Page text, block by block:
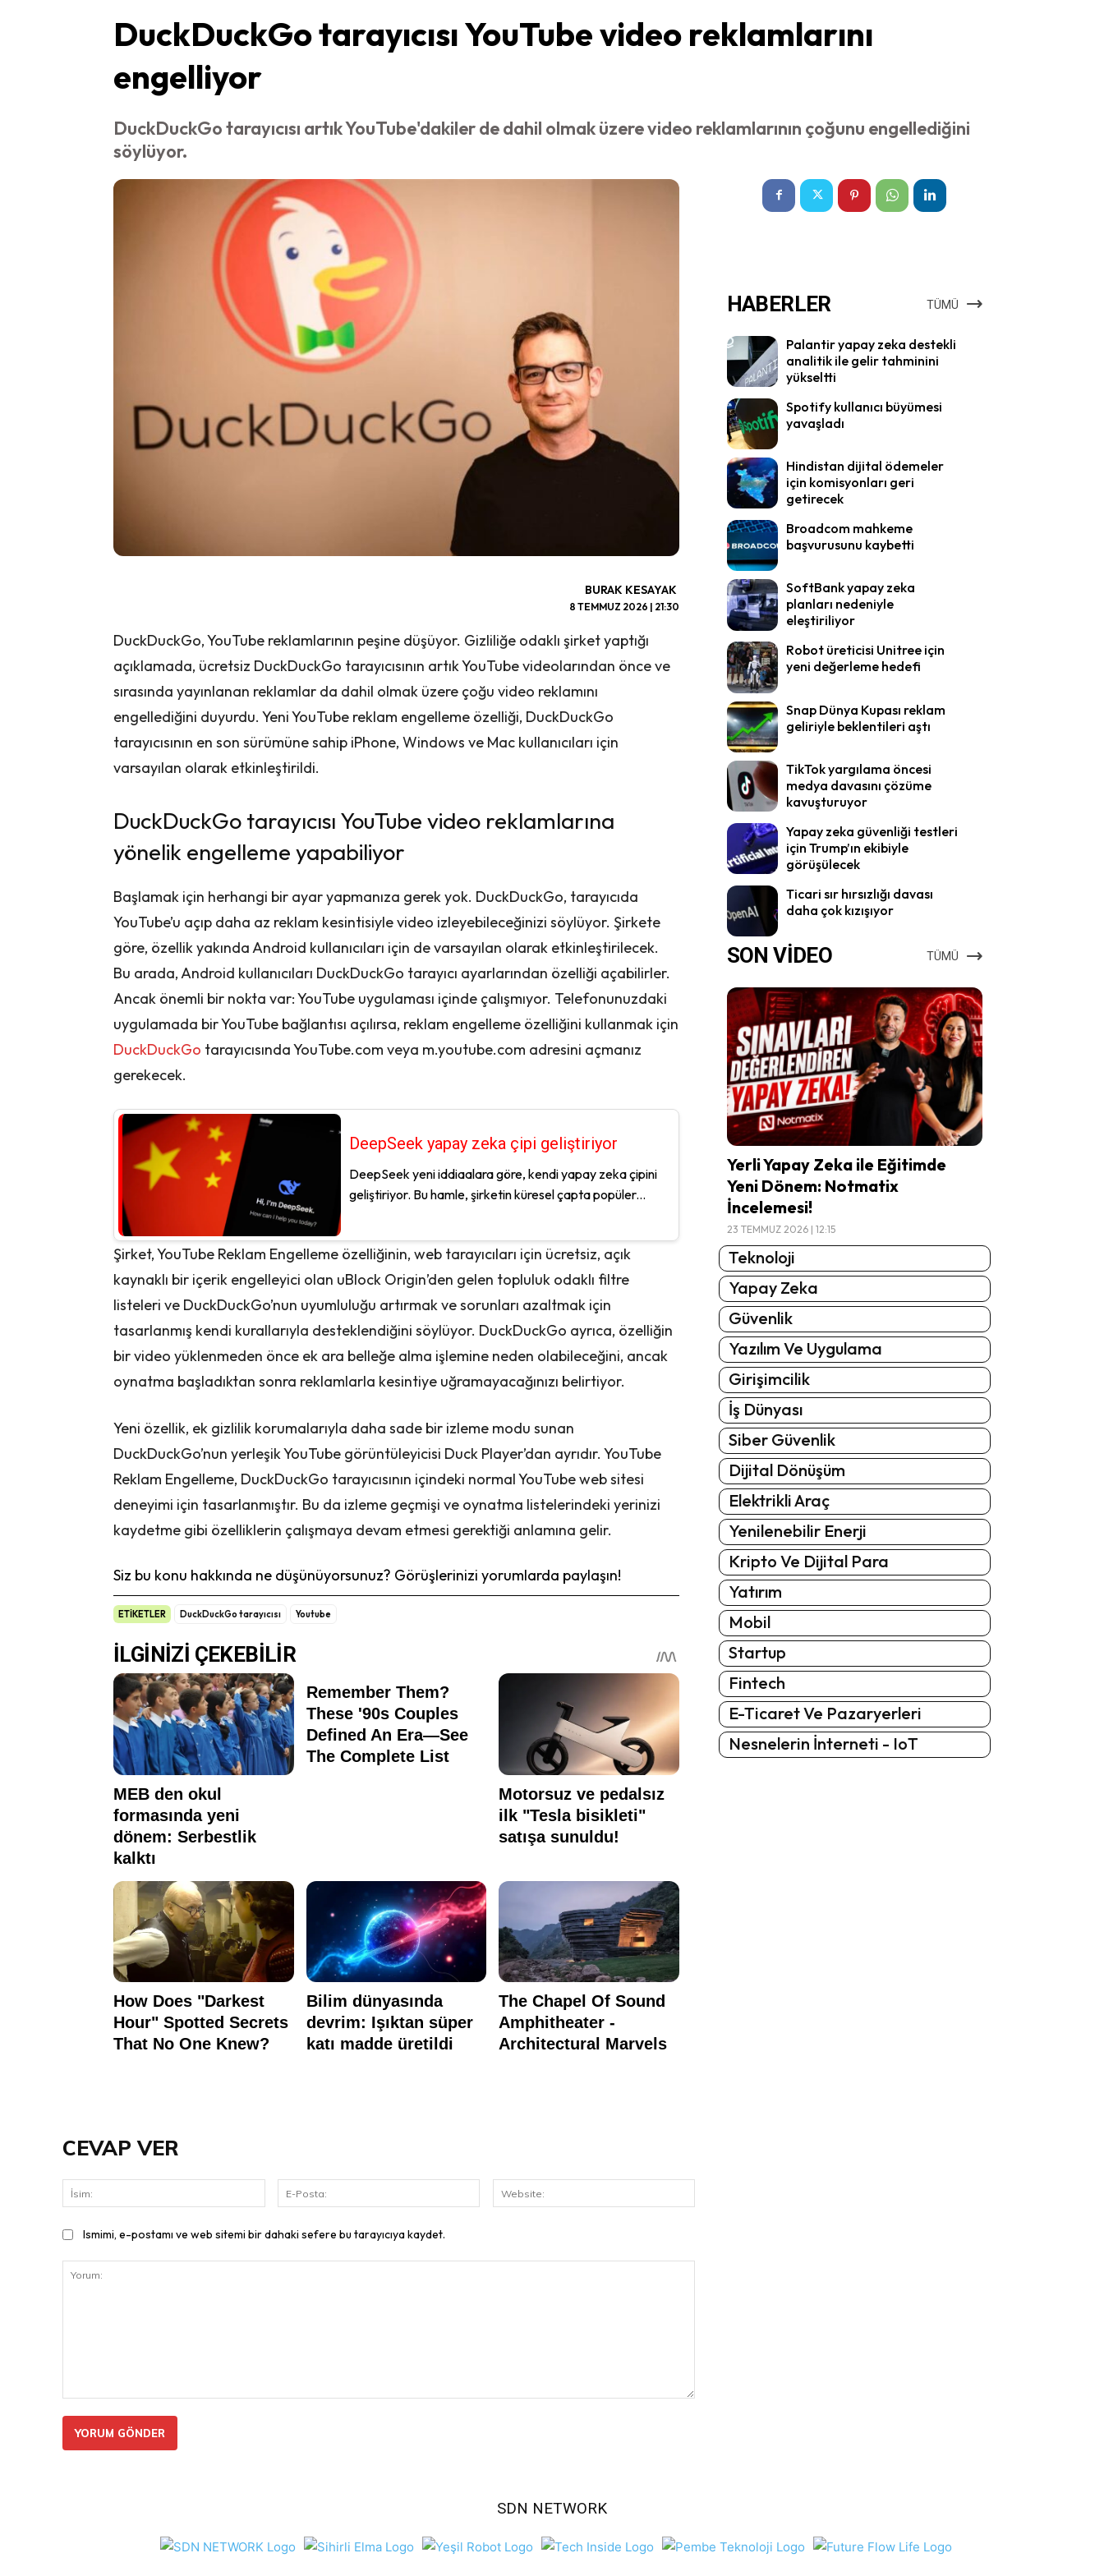
DuckDuckGo tarayıcısı YouTube video reklamlarını
engelliyor
DuckDuckGo tarayıcısı artık YouTube'dakiler de dahil olmak üzere video reklamlarının çoğunu engellediğini
söylüyor.
BURAK KESAYAK
8 TEMMUZ 2026 | 21:30
DuckDuckGo, YouTube reklamlarının peşine düşüyor. Gizliliğe odaklı şirket yaptığı
açıklamada, ücretsiz DuckDuckGo tarayıcısının artık YouTube videolarından önce ve
sırasında yayınlanan reklamlar da dahil olmak üzere çoğu video reklamını
engellediğini duyurdu. Yeni YouTube reklam engelleme özelliği, DuckDuckGo
tarayıcısının en son sürümüne sahip iPhone, Windows ve Mac kullanıcıları için
varsayılan olarak etkinleştirildi.
DuckDuckGo tarayıcısı YouTube video reklamlarına
yönelik engelleme yapabiliyor
Başlamak için herhangi bir ayar yapmanıza gerek yok. DuckDuckGo, tarayıcıda
YouTube’u açıp daha az reklam kesintisiyle video izleyebileceğinizi söylüyor. Şirkete
göre, özellik yakında Android kullanıcıları için de varsayılan olarak etkinleştirilecek.
Bu arada, Android kullanıcıları DuckDuckGo tarayıcı ayarlarından özelliği açabilirler.
Ancak önemli bir nokta var: YouTube uygulaması içinde çalışmıyor. Telefonunuzdaki
uygulamada bir YouTube bağlantısı açılırsa, reklam engelleme özelliğini kullanmak için
DuckDuckGo tarayıcısında YouTube.com veya m.youtube.com adresini açmanız
gerekecek.
DeepSeek yapay zeka çipi geliştiriyor
DeepSeek yeni iddiaalara göre, kendi yapay zeka çipini
geliştiriyor. Bu hamle, şirketin küresel çapta popüler...
Şirket, YouTube Reklam Engelleme özelliğinin, web tarayıcıları için ücretsiz, açık
kaynaklı bir içerik engelleyici olan uBlock Origin’den gelen topluluk odaklı filtre
listeleri ve DuckDuckGo’nun uyumluluğu artırmak ve sorunları azaltmak için
tasarlanmış kendi kurallarıyla desteklendiğini söylüyor. DuckDuckGo ayrıca, özelliğin
bir video yüklenmeden önce ek ara belleğe alma işlemine neden olabileceğini, ancak
oynatma başladıktan sonra reklamlarla kesintiye uğramayacağınızı belirtiyor.
Yeni özellik, ek gizlilik korumalarıyla daha sade bir izleme modu sunan
DuckDuckGo’nun yerleşik YouTube görüntüleyicisi Duck Player’dan ayrıdır. YouTube
Reklam Engelleme, DuckDuckGo tarayıcısının içindeki normal YouTube web sitesi
deneyimi için tasarlanmıştır. Bu da izleme geçmişi ve oynatma listelerindeki yerinizi
kaydetme gibi özelliklerin çalışmaya devam etmesi gerektiği anlamına gelir.
Siz bu konu hakkında ne düşünüyorsunuz? Görüşlerinizi yorumlarda paylaşın!
ETİKETLER DuckDuckGo tarayıcısı Youtube
HABERLER TÜMÜ
Palantir yapay zeka destekli
analitik ile gelir tahminini
yükseltti
Spotify kullanıcı büyümesi
yavaşladı
Hindistan dijital ödemeler
için komisyonları geri
getirecek
Broadcom mahkeme
başvurusunu kaybetti
SoftBank yapay zeka
planları nedeniyle
eleştiriliyor
Robot üreticisi Unitree için
yeni değerleme hedefi
Snap Dünya Kupası reklam
geliriyle beklentileri aştı
TikTok yargılama öncesi
medya davasını çözüme
kavuşturuyor
Yapay zeka güvenliği testleri
için Trump’ın ekibiyle
görüşülecek
Ticari sır hırsızlığı davası
daha çok kızışıyor
SON VİDEO TÜMÜ
Yerli Yapay Zeka ile Eğitimde
Yeni Dönem: Notmatix
İncelemesi!
23 TEMMUZ 2026 | 12:15
Teknoloji
Yapay Zeka
Güvenlik
Yazılım Ve Uygulama
Girişimcilik
İş Dünyası
Siber Güvenlik
Dijital Dönüşüm
Elektrikli Araç
Yenilenebilir Enerji
Kripto Ve Dijital Para
Yatırım
Mobil
Startup
Fintech
E-Ticaret Ve Pazaryerleri
Nesnelerin İnterneti - IoT
CEVAP VER
Posta:
Ismimi, e-postamı ve web sitemi bir dahaki sefere bu tarayıcıya kaydet.
SDN NETWORK